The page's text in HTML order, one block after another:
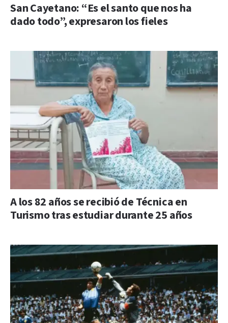
San Cayetano: “Es el santo que nos ha
dado todo”, expresaron los fieles
A los 82 años se recibió de Técnica en
Turismo tras estudiar durante 25 años